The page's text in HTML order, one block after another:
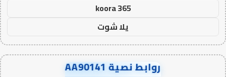
koora 365
يلا شوت
روابط نصية AA90141